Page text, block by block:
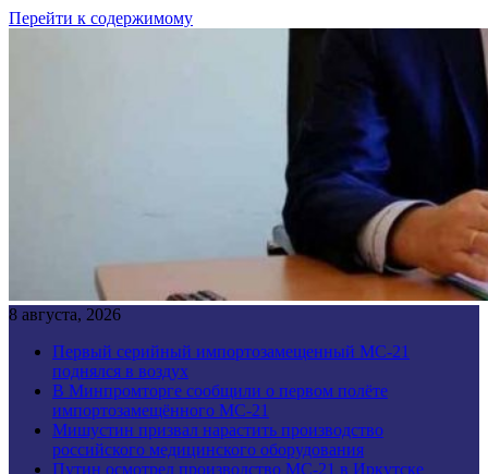
Перейти к содержимому
8 августа, 2026
Первый серийный импортозамещенный МС-21
поднялся в воздух
В Минпромторге сообщили о первом полёте
импортозамещённого МС-21
Мишустин призвал нарастить производство
российского медицинского оборудования
Путин осмотрел производство МС-21 в Иркутске